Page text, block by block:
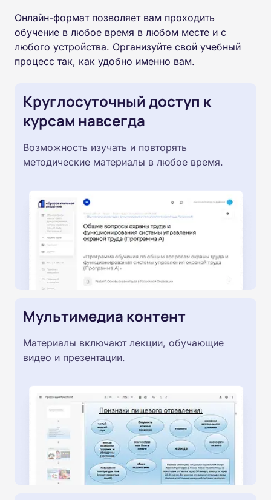
Онлайн-формат позволяет вам проходить
обучение в любое время в любом месте и с
любого устройства. Организуйте свой учебный
процесс так, как удобно именно вам.
Круглосуточный доступ к
курсам навсегда
Возможность изучать и повторять
методические материалы в любое время.
Мультимедиа контент
Материалы включают лекции, обучающие
видео и презентации.